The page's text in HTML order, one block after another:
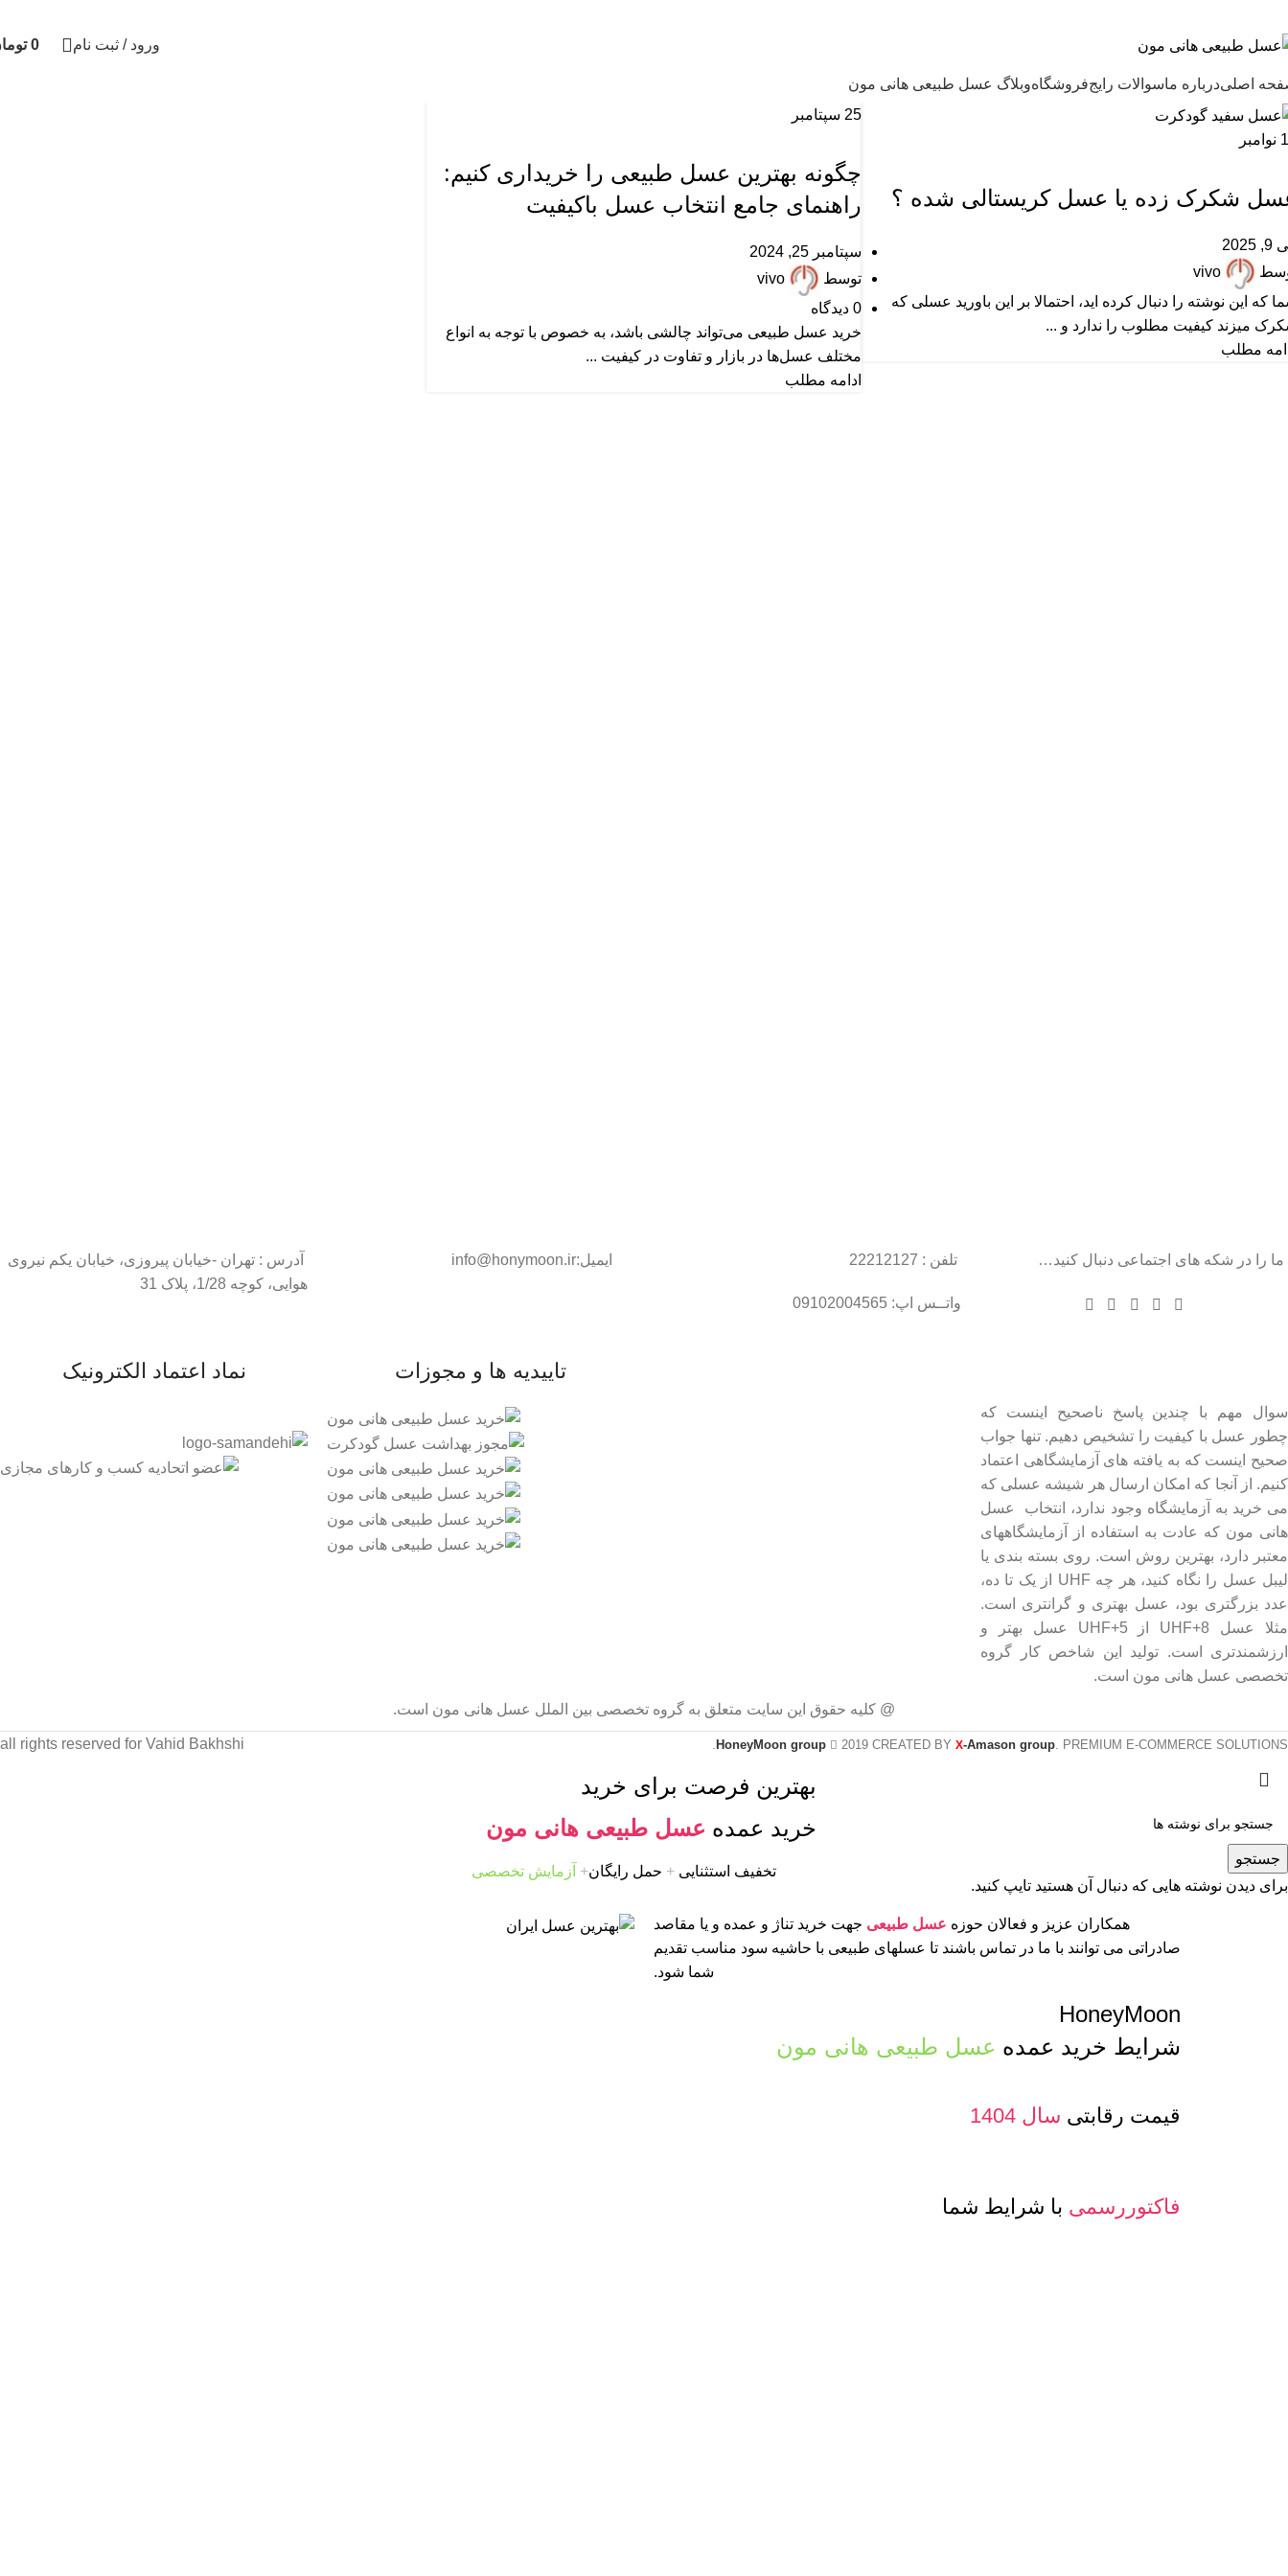
ورود / ثبت نام 0
اصلیدرباره ماسوالات رایجفروشگاهوبلاگ عسل طبیعی هانی مون
نوامبر
شکرک زده یا عسل کریستالی شده ؟
vivo
که این نوشته را دنبال کرده اید، احتمالا بر این باورید عسلی که
میزند کیفیت مطلوب را ندارد و ...
مطلب
25 سپتامبر
چگونه بهترین عسل طبیعی را خریداری کنیم:
راهنمای جامع انتخاب عسل باکیفیت
سپتامبر 25, 2024
توسط
vivo
0 دیدگاه
خرید عسل طبیعی می‌تواند چالشی باشد، به خصوص با توجه به انواع
مختلف عسل‌ها در بازار و تفاوت در کیفیت ...
ادامه مطلب
ما را در شکه های اجتماعی دنبال کنید… تلفن : 22212127
واتــس اپ: 09102004565
ایمیل:info@honymoon.ir
آدرس : تهران -خیابان پیروزی، خیابان یکم نیروی
هوایی، کوچه 1/28، پلاک 31
سوال مهم با چندین پاسخ ناصحیح اینست که
چطور عسل با کیفیت را تشخیص دهیم. تنها جواب
صحیح اینست که به یافته های آزمایشگاهی اعتماد
کنیم. از آنجا که امکان ارسال هر شیشه عسلی که
می خرید به آزمایشگاه وجود ندارد، انتخاب عسل
هانی مون که عادت به استفاده از آزمایشگاههای
معتبر دارد، بهترین روش است. روی بسته بندی یا
لیبل عسل را نگاه کنید، هر چه UHF از یک تا ده،
عدد بزرگتری بود، عسل بهتری و گرانتری است.
مثلا عسل UHF+8 از UHF+5 عسل بهتر و
ارزشمندتری است. تولید این شاخص کار گروه
تخصصی عسل هانی مون است.
تاییدیه ها و مجوزات نماد اعتماد الکترونیک
@ کلیه حقوق این سایت متعلق به گروه تخصصی بین الملل عسل هانی مون است.
HoneyMoon group 2019 CREATED BY X-Amason group. PREMIUM E-COMMERCE SOLUTIONS.
all rights reserved for Vahid Bakhshi
جستجو
برای دیدن نوشته هایی که دنبال آن هستید تایپ کنید.
بهترین فرصت برای خرید
خرید عمده عسل طبیعی هانی مون
تخفیف استثنایی + حمل رایگان+ آزمایش تخصصی
همکاران عزیز و فعالان حوزه عسل طبیعی جهت خرید تناژ و عمده و یا مقاصد
صادراتی می توانند با ما در تماس باشند تا عسلهای طبیعی با حاشیه سود مناسب تقدیم
شما شود.
HoneyMoon
شرایط خرید عمده عسل طبیعی هانی مون
قیمت رقابتی سال 1404
فاکتوررسمی با شرایط شما